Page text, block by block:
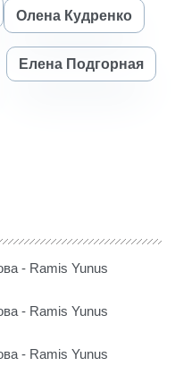
Олена Кудренко
Елена Подгорная
- Ramis Yunus
- Ramis Yunus
- Ramis Yunus